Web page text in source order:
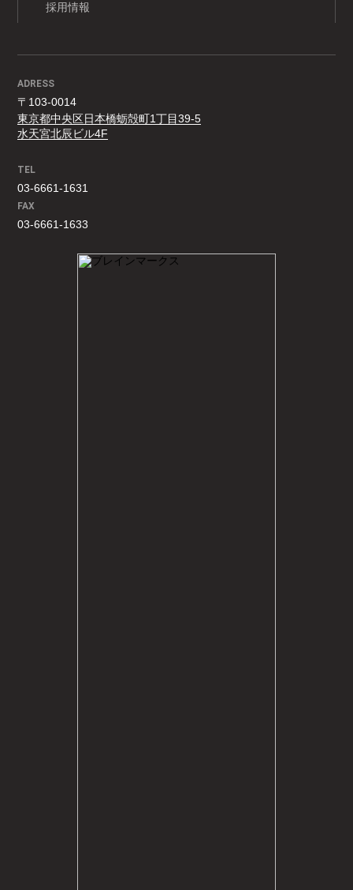
採用情報
ADRESS
〒103-0014
東京都中央区日本橋蛎殻町1丁目39-5
水天宮北辰ビル4F
TEL
03-6661-1631
FAX
03-6661-1633